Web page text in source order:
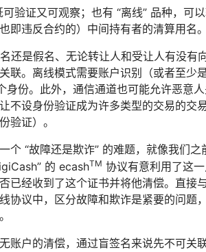
验证又可观察；也有 “离线” 品种，可
违反合约的）中间持有者的清算用名。
还是假名、无论转让人和受让人有没有
联。离线模式需要账户识别（或者至少
份。此外，通信通道也可能允许恶意
不设身份验证成为许多类型的交易的交
验证）。
“故障还是欺诈” 的难题，就像我们之
的 ecashTM 协议有意利用了这
已经收到了这个证书并将他清偿。直接
协议中，区分故障和欺诈是紧要的问题
账户的清偿，通过盲签名来说先不可关